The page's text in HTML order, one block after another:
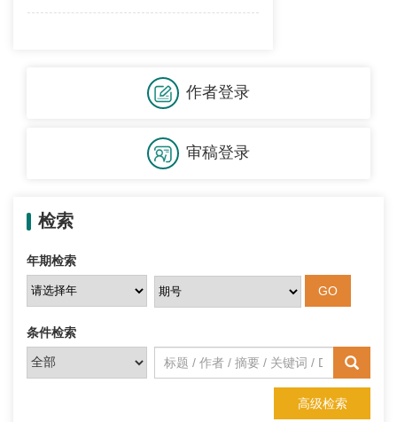
作者登录
审稿登录
检索
年期检索
条件检索
高级检索